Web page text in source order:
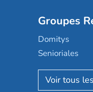
Groupes
Domitys
Senioriales
Nohée
Les